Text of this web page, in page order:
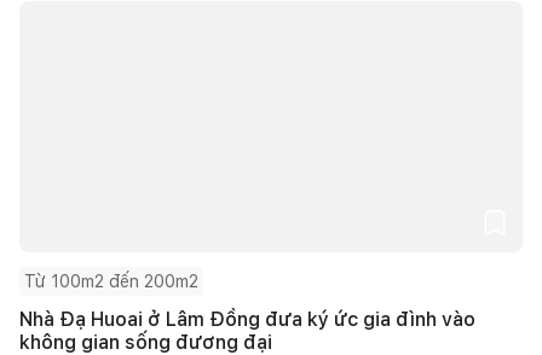
Từ 100m2 đến 200m2
Nhà Đạ Huoai ở Lâm Đồng đưa ký ức gia đình vào
không gian sống đương đại